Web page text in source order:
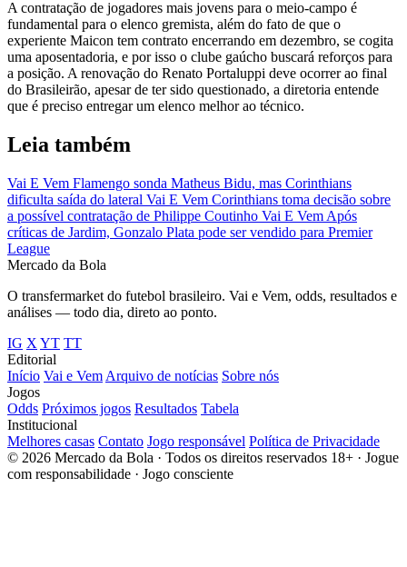
A contratação de jogadores mais jovens para o meio-campo é
fundamental para o elenco gremista, além do fato de que o
experiente Maicon tem contrato encerrando em dezembro, se cogita
uma aposentadoria, e por isso o clube gaúcho buscará reforços para
a posição. A renovação do Renato Portaluppi deve ocorrer ao final
do Brasileirão, apesar de ter sido questionado, a diretoria entende
que é preciso entregar um elenco melhor ao técnico.
Leia também
Vai E Vem Flamengo sonda Matheus Bidu, mas Corinthians
dificulta saída do lateral Vai E Vem Corinthians toma decisão sobre
a possível contratação de Philippe Coutinho Vai E Vem Após
críticas de Jardim, Gonzalo Plata pode ser vendido para Premier
League
Mercado da Bola
O transfermarket do futebol brasileiro. Vai e Vem, odds, resultados e
análises — todo dia, direto ao ponto.
IG X YT TT
Editorial
Início Vai e Vem Arquivo de notícias Sobre nós
Jogos
Odds Próximos jogos Resultados Tabela
Institucional
Melhores casas Contato Jogo responsável Política de Privacidade
© 2026 Mercado da Bola · Todos os direitos reservados 18+ · Jogue
com responsabilidade · Jogo consciente